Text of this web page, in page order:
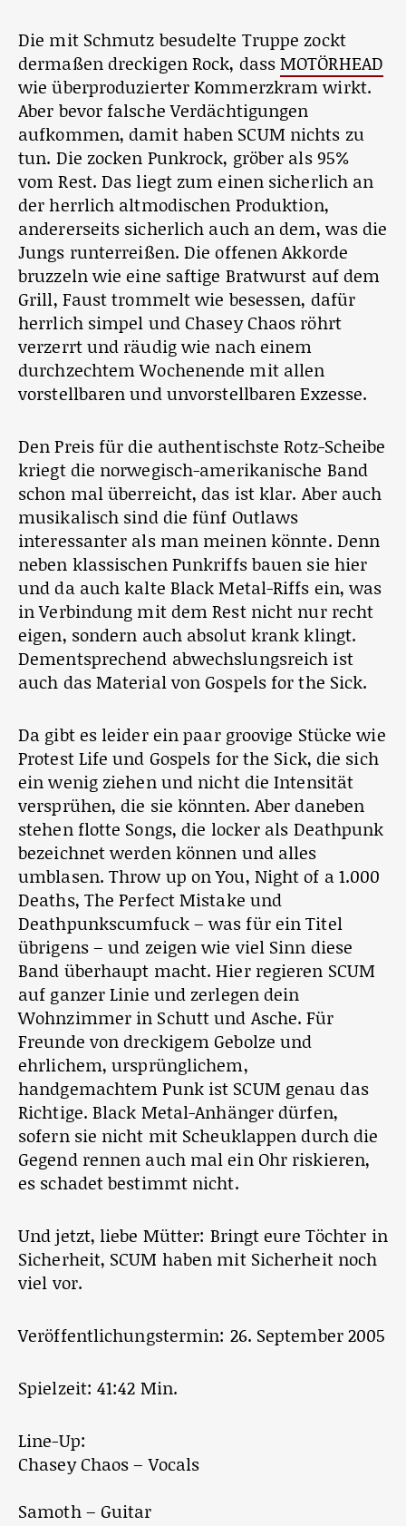
Die mit Schmutz besudelte Truppe zockt
dermaßen dreckigen Rock, dassMOTÖRHEAD
wie überproduzierter Kommerzkram wirkt.
Aber bevor falsche Verdächtigungen
aufkommen, damit haben SCUM nichts zu
tun. Die zocken Punkrock, gröber als 95%
vom Rest. Das liegt zum einen sicherlich an
der herrlich altmodischen Produktion,
andererseits sicherlich auch an dem, was die
Jungs runterreißen. Die offenen Akkorde
bruzzeln wie eine saftige Bratwurst auf dem
Grill, Faust trommelt wie besessen, dafür
herrlich simpel und Chasey Chaos röhrt
verzerrt und räudig wie nach einem
durchzechtem Wochenende mit allen
vorstellbaren und unvorstellbaren Exzesse.
Den Preis für die authentischste Rotz-Scheibe
kriegt die norwegisch-amerikanische Band
schon mal überreicht, das ist klar. Aber auch
musikalisch sind die fünf Outlaws
interessanter als man meinen könnte. Denn
neben klassischen Punkriffs bauen sie hier
und da auch kalte Black Metal-Riffs ein, was
in Verbindung mit dem Rest nicht nur recht
eigen, sondern auch absolut krank klingt.
Dementsprechend abwechslungsreich ist
auch das Material von Gospels for the Sick.
Da gibt es leider ein paar groovige Stücke wie
Protest Life und Gospels for the Sick, die sich
ein wenig ziehen und nicht die Intensität
versprühen, die sie könnten. Aber daneben
stehen flotte Songs, die locker als Deathpunk
bezeichnet werden können und alles
umblasen. Throw up on You, Night of a 1.000
Deaths, The Perfect Mistake und
Deathpunkscumfuck – was für ein Titel
übrigens – und zeigen wie viel Sinn diese
Band überhaupt macht. Hier regieren SCUM
auf ganzer Linie und zerlegen dein
Wohnzimmer in Schutt und Asche. Für
Freunde von dreckigem Gebolze und
ehrlichem, ursprünglichem,
handgemachtem Punk ist SCUM genau das
Richtige. Black Metal-Anhänger dürfen,
sofern sie nicht mit Scheuklappen durch die
Gegend rennen auch mal ein Ohr riskieren,
es schadet bestimmt nicht.
Und jetzt, liebe Mütter: Bringt eure Töchter in
Sicherheit, SCUM haben mit Sicherheit noch
viel vor.
Veröffentlichungstermin: 26. September 2005
Spielzeit: 41:42 Min.
Line-Up:
Chasey Chaos – Vocals
Samoth – Guitar